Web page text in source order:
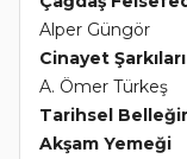
Alper Güngör
Cinayet Şarkıları
A. Ömer Türkeş
Tarihsel
Akşam Yemeği